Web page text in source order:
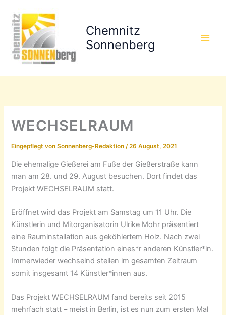
Inhalt
springen
Chemnitz
Sonnenberg
WECHSELRAUM
Eingepflegt von Sonnenberg-Redaktion/26 August, 2021
Die ehemalige Gießerei am Fuße der Gießerstraße kann
man am 28. und 29. August besuchen. Dort findet das
Projekt WECHSELRAUM statt.
Eröffnet wird das Projekt am Samstag um 11 Uhr. Die
Künstlerin und Mitorganisatorin Ulrike Mohr präsentiert
eine Rauminstallation aus geköhlertem Holz. Nach zwei
Stunden folgt die Präsentation eines*r anderen Künstler*in.
Immerwieder wechselnd stellen im gesamten Zeitraum
somit insgesamt 14 Künstler*innen aus.
Das Projekt WECHSELRAUM fand bereits seit 2015
mehrfach statt – meist in Berlin, ist es nun zum ersten Mal